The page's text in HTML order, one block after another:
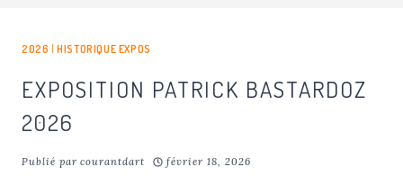
2026 |HISTORIQUE EXPOS
EXPOSITION PATRICK BASTARDOZ
2026
Publié par courantdart février 18, 2026